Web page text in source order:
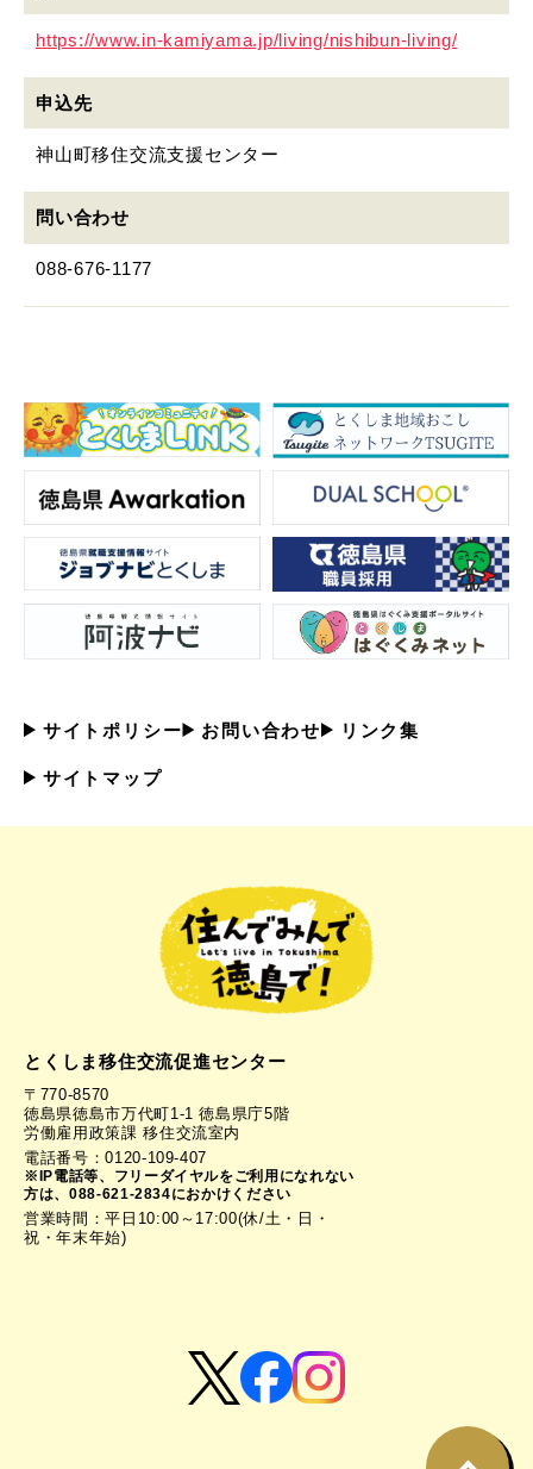
https://www.in-kamiyama.jp/living/nishibun-living/
申込先
神山町移住交流支援センター
問い合わせ
088-676-1177
サイトポリシー お問い合わせ リンク集
サイトマップ
とくしま移住交流促進センター
〒770-8570
徳島県徳島市万代町1-1 徳島県庁5階
労働雇用政策課 移住交流室内
電話番号：0120-109-407
※IP電話等、フリーダイヤルをご利用になれない
方は、088-621-2834におかけください
営業時間：平日10:00～17:00(休/土・日・
祝・年末年始)